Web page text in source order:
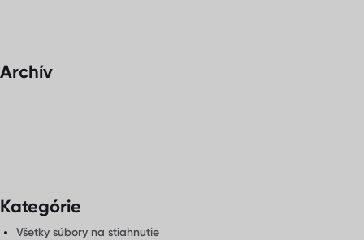
Archív
Kategórie
Všetky súbory na stiahnutie